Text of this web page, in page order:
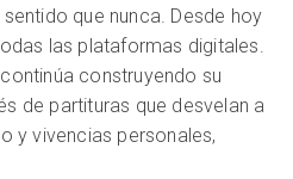
sentido que nunca. Desde hoy
las plataformas digitales.
construyendo su
de partituras que desvelan a
y vivencias personales,